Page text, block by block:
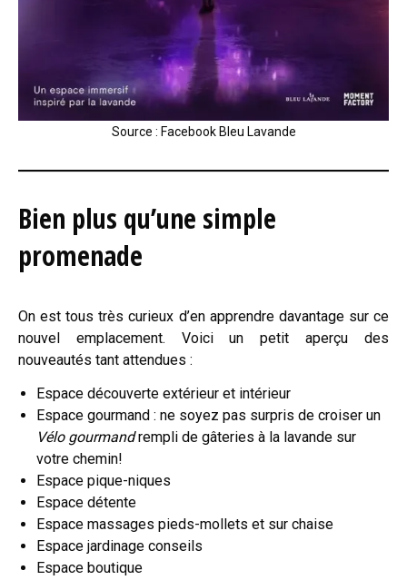
Source : Facebook Bleu Lavande
Bien plus qu’une simple
promenade
On est tous très curieux d’en apprendre davantage sur ce
nouvel emplacement. Voici un petit aperçu des
nouveautés tant attendues :
Espace découverte extérieur et intérieur
Espace gourmand : ne soyez pas surpris de croiser un
Vélo gourmandrempli de gâteries à la lavande sur
votre chemin!
Espace pique-niques
Espace détente
Espace massages pieds-mollets et sur chaise
Espace jardinage conseils
Espace boutique